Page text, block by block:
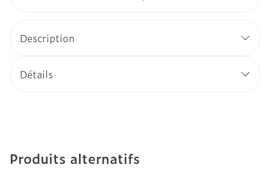
Description
Détails
Produits alternatifs